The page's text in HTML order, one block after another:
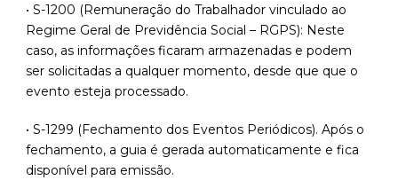
• S-1200 (Remuneração do Trabalhador vinculado ao
Regime Geral de Previdência Social – RGPS): Neste
caso, as informações ficaram armazenadas e podem
ser solicitadas a qualquer momento, desde que que o
evento esteja processado.
• S-1299 (Fechamento dos Eventos Periódicos). Após o
fechamento, a guia é gerada automaticamente e fica
disponível para emissão.